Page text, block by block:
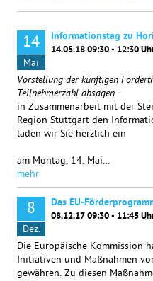
14
Mai
Informationstag zu
14.05.18 09:30 - 12:30
Vorstellung der künftigen
Teilnehmerzahl absagen -
in Zusammenarbeit mit der
Region Stuttgart den
laden wir Sie herzlich ein
am Montag, 14. Mai…
mehr
8
Dez.
Das EU-
08.12.17 09:30 - 11:45
Die Europäische Kommission
Initiativen und Maßnahmen
gewähren. Zu diesen